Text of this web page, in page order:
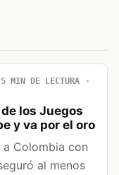
5 MIN DE LECTURA
los Juegos
y va por el oro
Colombia con
al menos